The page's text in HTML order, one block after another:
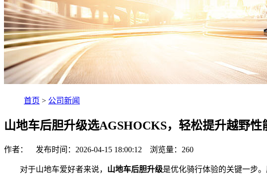
首页 > 公司新闻
山地车后胆升级选AGSHOCKS，轻松提升越野性
作者： 发布时间：2026-04-15 18:00:12 浏览量： 260
对于山地车爱好者来说， 山地车后胆升级是优化骑行体验的关键一步